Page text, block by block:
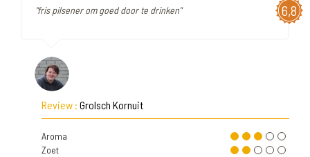
6,8
"fris pilsener om goed door te drinken"
Review : Grolsch Kornuit
Aroma
Zoet